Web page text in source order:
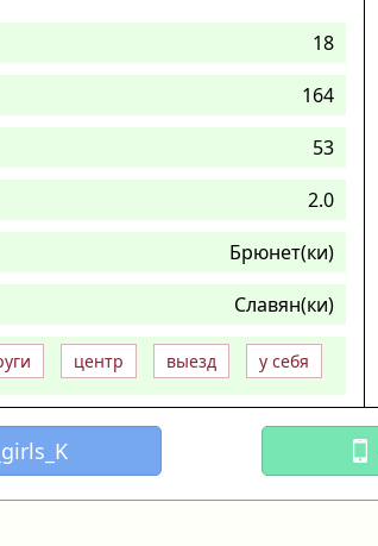
18
164
53
2.0
Брюнет(ки)
Славян(ки)
центр выезд у себя